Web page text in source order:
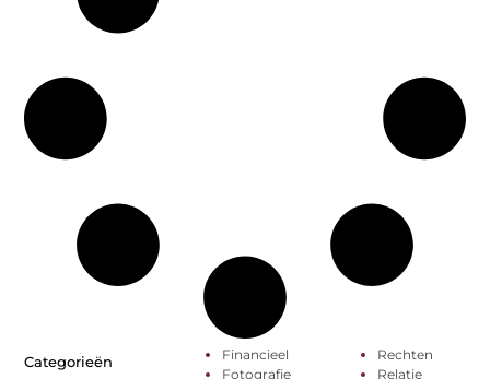
Categorieën
Financieel
Fotografie
Rechten
Relatie